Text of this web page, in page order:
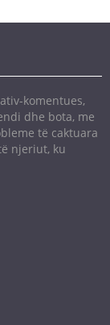
komentues,
dhe bota, me
të caktuara
njeriut, ku